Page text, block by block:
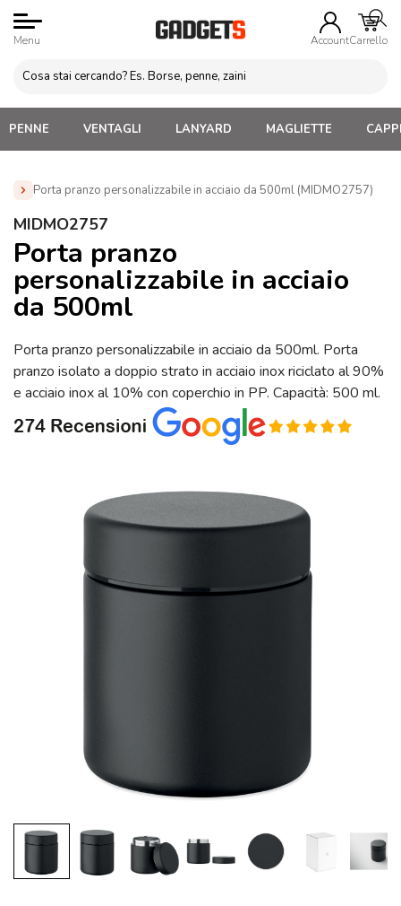
Menu AccountCarrello
PENNE VENTAGLI LANYARD MAGLIETTE
Porta pranzo personalizzabile in acciaio da 500ml (MIDMO2757)
Home » Gadget Cucina
(MIDMO2757)
MIDMO2757
Porta pranzo
personalizzabile in acciaio
da 500ml
Porta pranzo personalizzabile in acciaio da 500ml. Porta
pranzo isolato a doppio strato in acciaio inox riciclato al 90%
e acciaio inox al 10% con coperchio in PP. Capacità: 500 ml.